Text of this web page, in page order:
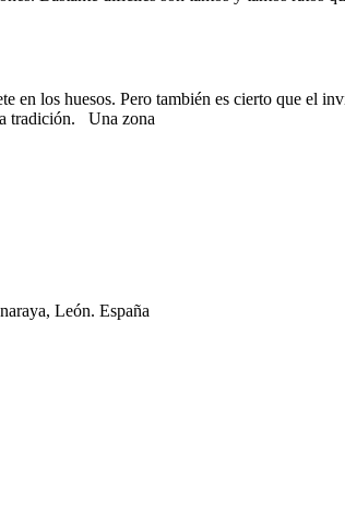
los huesos. Pero también es cierto que el
tradición. Una zona
León. España